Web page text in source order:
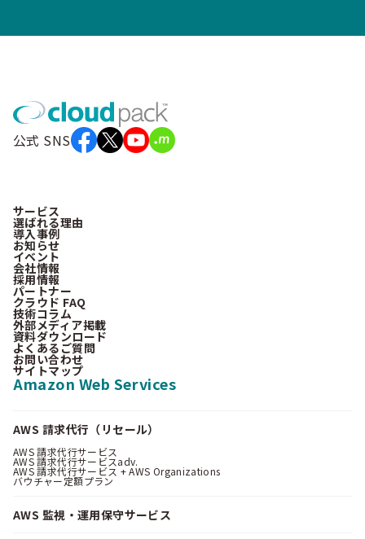
公式 SNS
サービス
選ばれる理由
導入事例
お知らせ
イベント
会社情報
採用情報
パートナー
クラウド FAQ
技術コラム
外部メディア掲載
資料ダウンロード
よくあるご質問
お問い合わせ
サイトマップ
Amazon Web Services
AWS 請求代行（リセール）
AWS 請求代行サービス
AWS 請求代行サービスadv.
AWS 請求代行サービス + AWS Organizations
バウチャー定額プラン
AWS 監視・運用保守サービス